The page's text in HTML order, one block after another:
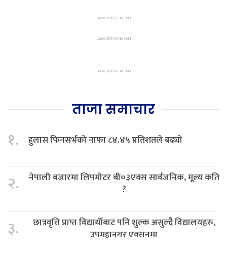
ताजा समाचार
१. हुलास फिनसर्भको नाफा ८४.४५ प्रतिशतले बढ्यो
२.
नेपाली बजारमा लिपमोटर बी०३एक्स सार्वजनिक, मूल्य कति
?
३.
छात्रवृत्ति प्राप्त विद्यार्थीबाट पनि शुल्क असुल्दै विद्यालयहरु,
उपमहानगर एक्सनमा